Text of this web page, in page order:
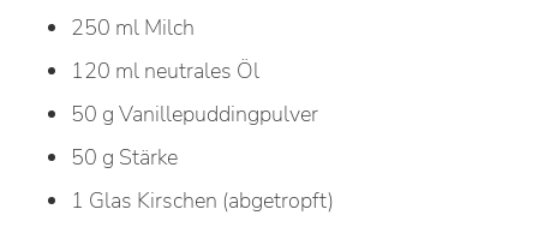
250 ml Milch
120 ml neutrales Öl
50 g Vanillepuddingpulver
50 g Stärke
1 Glas Kirschen (abgetropft)